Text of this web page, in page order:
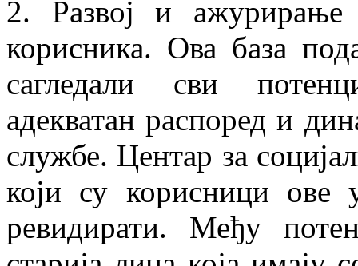
2. Развој и ажурирање
корисника. Ова база
сагледали сви
адекватан распоред и
службе. Центар за
који су корисници ове
ревидирати. Међу